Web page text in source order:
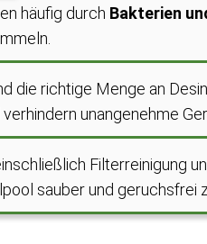
häufig durch Bakterien
die richtige Menge an
unangenehme
Filterreinigung
sauber und geruchsfrei